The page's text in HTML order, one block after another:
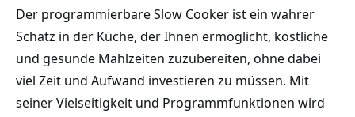
Der programmierbare Slow Cooker ist ein wahrer
Schatz in der Küche, der Ihnen ermöglicht, köstliche
und gesunde Mahlzeiten zuzubereiten, ohne dabei
viel Zeit und Aufwand‌ investieren zu müssen. Mit
seiner Vielseitigkeit und Programmfunktionen wird